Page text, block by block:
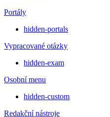
Portály
hidden-portals
Vypracované otázky
hidden-exam
Osobní menu
hidden-custom
Redakční nástroje